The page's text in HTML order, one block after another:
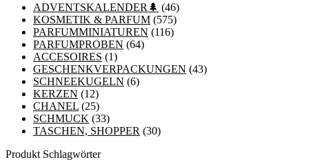
ADVENTSKALENDER🌲 (46)
KOSMETIK & PARFUM (575)
PARFUMMINIATUREN (116)
PARFUMPROBEN (64)
ACCESOIRES (1)
GESCHENKVERPACKUNGEN (43)
SCHNEEKUGELN (6)
KERZEN (12)
CHANEL (25)
SCHMUCK (33)
TASCHEN, SHOPPER (30)
Produkt Schlagwörter